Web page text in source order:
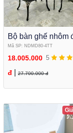
Bộ bàn ghế nhôm
đá tròn cao cấp để
vườn NDMD80-
Mã SP: NDMD80-4TT
5
18.005.000
đ
27.700.000 đ